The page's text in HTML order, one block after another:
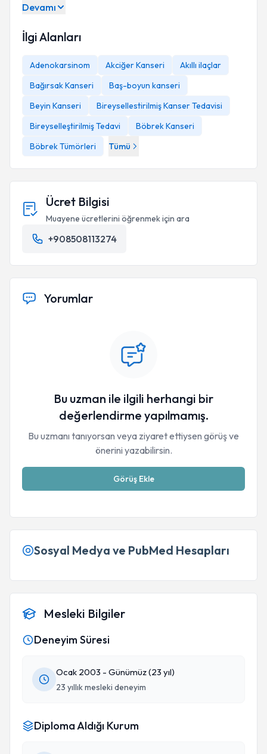
Devamı
İlgi Alanları
Adenokarsinom Akciğer Kanseri
Akıllı ilaçlar
Bağırsak Kanseri
Baş-boyun kanseri
Beyin Kanseri
Bireysellestirilmiş Kanser Tedavisi
Bireyselleştirilmiş Tedavi
Böbrek Kanseri
Böbrek Tümörleri
Tümü
Ücret Bilgisi
Muayene ücretlerini öğrenmek için ara
+908508113274
Yorumlar
Bu uzman ile ilgili herhangi bir
değerlendirme yapılmamış.
Bu uzmanı tanıyorsan veya ziyaret ettiysen görüş ve
önerini yazabilirsin.
Görüş Ekle
Sosyal Medya ve PubMed Hesapları
Mesleki Bilgiler
Deneyim Süresi
Ocak 2003 - Günümüz (23 yıl)
23 yıllık mesleki deneyim
Diploma Aldığı Kurum